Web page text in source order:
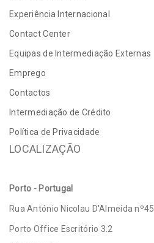
Experiência Internacional
Contact Center
Equipas de Intermediação Externas
Emprego
Contactos
Intermediação de Crédito
Política de Privacidade
LOCALIZAÇÃO
Porto - Portugal
Rua António Nicolau D'Almeida nº45
Porto Office Escritório 3.2